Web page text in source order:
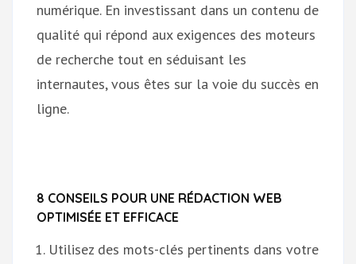
numérique. En investissant dans un contenu de
qualité qui répond aux exigences des moteurs
de recherche tout en séduisant les
internautes, vous êtes sur la voie du succès en
ligne.
8 CONSEILS POUR UNE RÉDACTION WEB
OPTIMISÉE ET EFFICACE
Utilisez des mots-clés pertinents dans votre